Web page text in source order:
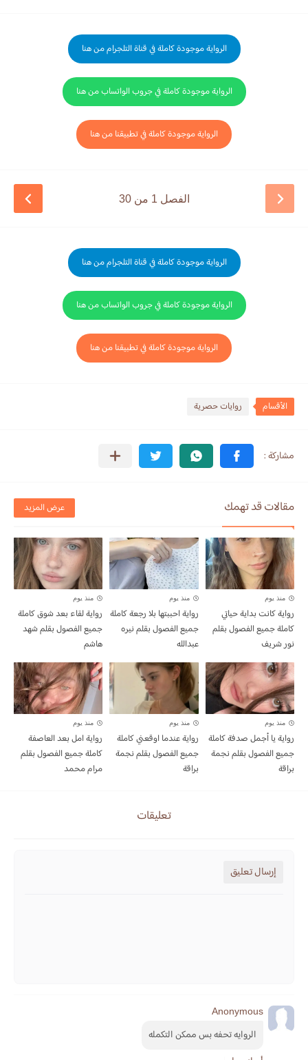
الرواية موجودة كاملة في قناة التلجرام من هنا
الرواية موجودة كاملة في جروب الواتساب من هنا
الرواية موجودة كاملة في تطبيقنا من هنا
الفصل 1 من 30
الرواية موجودة كاملة في قناة التلجرام من هنا
الرواية موجودة كاملة في جروب الواتساب من هنا
الرواية موجودة كاملة في تطبيقنا من هنا
الأقسام روايات حصرية
مقالات قد تهمك عرض المزيد
منذ يوم
رواية كانت بداية حياتي
كاملة جميع الفصول بقلم
نور شريف
منذ يوم
رواية احببتها بلا رجعة كاملة
جميع الفصول بقلم نيره
عبدالله
منذ يوم
رواية لقاء بعد شوق كاملة
جميع الفصول بقلم شهد
هاشم
منذ يوم
رواية يا أجمل صدفة كاملة
جميع الفصول بقلم نجمة
براقة
منذ يوم
رواية عندما اوقعني كاملة
جميع الفصول بقلم نجمة
براقة
منذ يوم
رواية امل بعد العاصفة
كاملة جميع الفصول بقلم
مرام محمد
تعليقات
إرسال تعليق
Anonymous
الروايه تحفه بس ممكن التكمله